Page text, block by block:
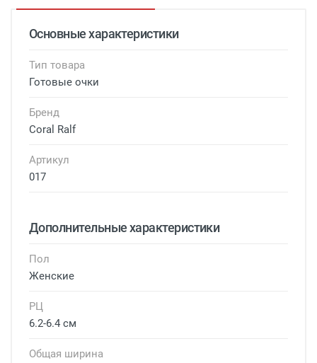
Основные характеристики
Тип товара
Готовые очки
Бренд
Coral Ralf
Артикул
017
Дополнительные характеристики
Пол
Женские
РЦ
6.2-6.4 см
Общая ширина